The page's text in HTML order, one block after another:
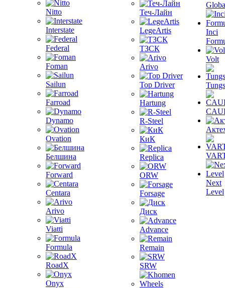
Nitto
Interstate
Federal
Foman
Sailun
Farroad
Dynamo
Ovation
Белшина
Forward
Centara
Arivo
Viatti
Formula
RoadX
Onyx
Теч-Лайн
LegeArtis
ТЗСК
Arivo
Top Driver
Hartung
R-Steel
КиК
Replica
ORW
Forsage
Диск
Advance
Remain
SRW
Inci
Volt
Next
Level